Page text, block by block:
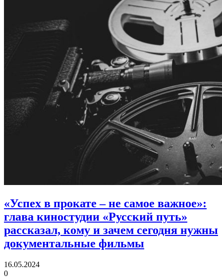
«Успех в прокате – не самое важное»:
глава киностудии «Русский путь»
рассказал, кому и зачем сегодня нужны
документальные фильмы
16.05.2024
0